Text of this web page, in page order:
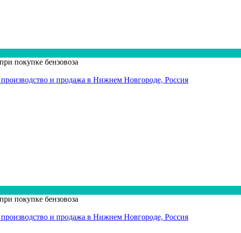
покупке бензовоза
покупке бензовоза